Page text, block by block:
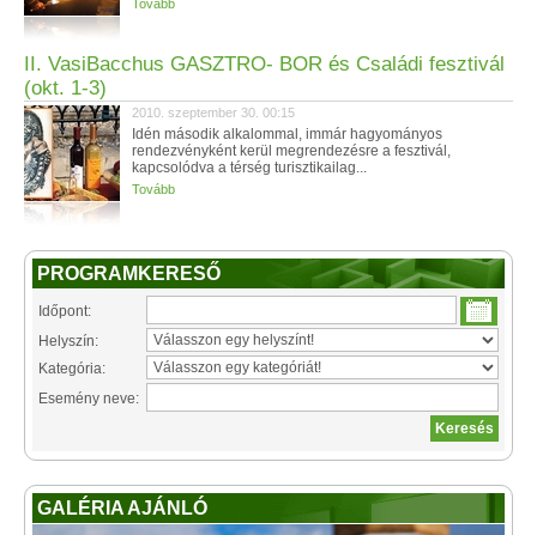
Tovább
II. VasiBacchus GASZTRO- BOR és Családi fesztivál
(okt. 1-3)
2010. szeptember 30. 00:15
Idén második alkalommal, immár hagyományos
rendezvényként kerül megrendezésre a fesztivál,
kapcsolódva a térség turisztikailag...
Tovább
PROGRAMKERESŐ
Időpont:
Helyszín:
Kategória:
Esemény neve:
GALÉRIA AJÁNLÓ